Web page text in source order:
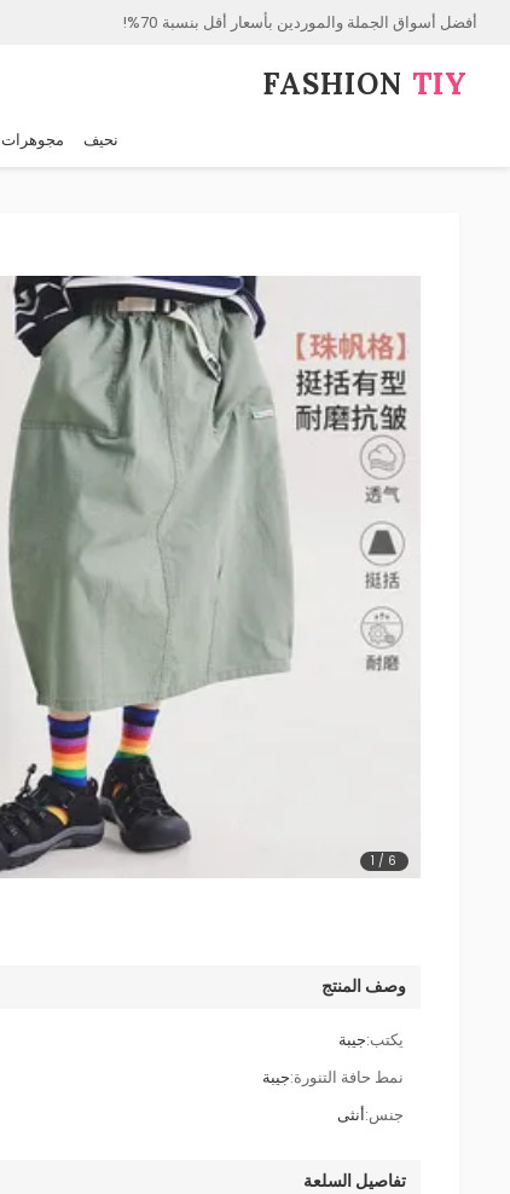
أفضل أسواق الجملة والموردين بأسعار أقل بنسبة 70%!
FASHION⁠ TIY
نحيف مجوهرات
1 / 6
وصف المنتج
يكتب:جيبة
نمط حافة التنورة:جيبة
جنس:أنثى
تفاصيل السلعة